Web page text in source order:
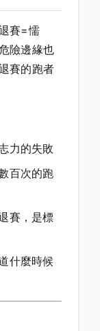
賽=懦
險邊緣也
賽的跑者
力的失敗
百次的跑
賽，是標
什麼時候